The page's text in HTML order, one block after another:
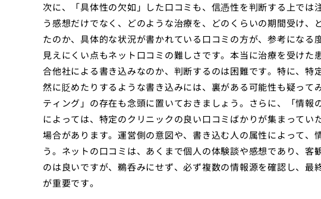
次に、「具体性の欠如」した口コミも、信憑性を判断する上で
う感想だけでなく、どのような治療を、どのくらいの期間受け
たのか、具体的な状況が書かれている口コミの方が、参考にな
見えにくい点もネット口コミの難しさです。本当に治療を受け
合他社による書き込みなのか、判断するのは困難です。特に、特
然に貶めたりするような書き込みには、裏がある可能性も疑っ
ティング」の存在も念頭に置いておきましょう。さらに、「情
によっては、特定のクリニックの良い口コミばかりが集まって
場合があります。運営側の意図や、書き込む人の属性によって、
う。ネットの口コミは、あくまで個人の体験談や感想であり、
のは良いですが、鵜呑みにせず、必ず複数の情報源を確認し、
が重要です。